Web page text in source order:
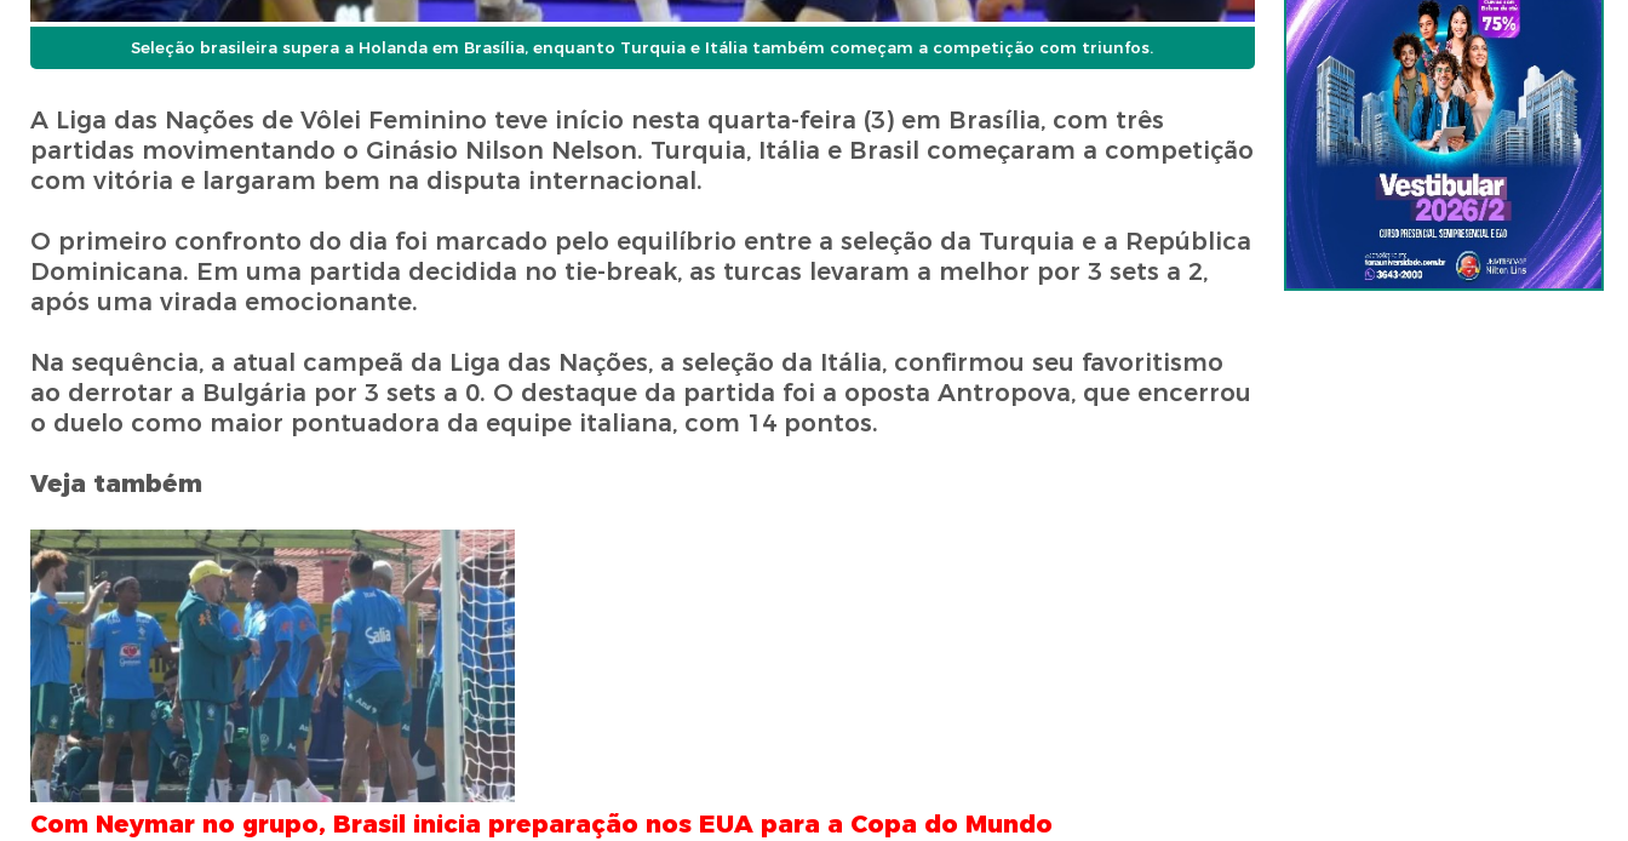
Seleção brasileira supera a Holanda em Brasília, enquanto Turquia e Itália também começam a competição com triunfos.
A Liga das Nações de Vôlei Feminino teve início nesta quarta-feira (3) em Brasília, com três
partidas movimentando o Ginásio Nilson Nelson. Turquia, Itália e Brasil começaram a competição
com vitória e largaram bem na disputa internacional.
O primeiro confronto do dia foi marcado pelo equilíbrio entre a seleção da Turquia e a República
Dominicana. Em uma partida decidida no tie-break, as turcas levaram a melhor por 3 sets a 2,
após uma virada emocionante.
Na sequência, a atual campeã da Liga das Nações, a seleção da Itália, confirmou seu favoritismo
ao derrotar a Bulgária por 3 sets a 0. O destaque da partida foi a oposta Antropova, que encerrou
o duelo como maior pontuadora da equipe italiana, com 14 pontos.
Veja também
Com Neymar no grupo, Brasil inicia preparação nos EUA para a Copa do Mundo